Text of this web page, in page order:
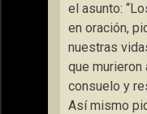
el asunto:
en oración,
nuestras
que
consuelo y
Así mismo